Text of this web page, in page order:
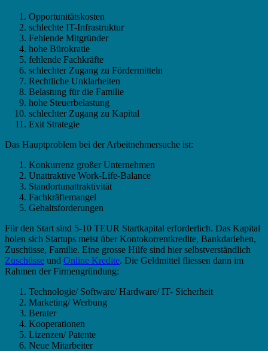
Opportunitätskosten
schlechte IT-Infrastruktur
Fehlende Mitgründer
hohe Bürokratie
fehlende Fachkräfte
schlechter Zugang zu Fördermitteln
Rechtliche Unklarheiten
Belastung für die Familie
hohe Steuerbelastung
schlechter Zugang zu Kapital
Exit Strategie
Das Hauptproblem bei der Arbeitnehmersuche ist:
Konkurrenz großer Unternehmen
Unattraktive Work-Life-Balance
Standortunattraktivität
Fachkräftemangel
Gehaltsforderungen
Für den Start sind 5-10 TEUR Startkapital erforderlich. Das Kapital
holen sich Startups meist über Kontokorrentkredite, Bankdarlehen,
Zuschüsse, Familie. Eine grosse Hilfe sind hier selbstverständlich
Zuschüsse und Online Kredite. Die Geldmittel fliessen dann im
Rahmen der Firmengründung:
Technologie/ Software/ Hardware/ IT- Sicherheit
Marketing/ Werbung
Berater
Kooperationen
Lizenzen/ Patente
Neue Mitarbeiter